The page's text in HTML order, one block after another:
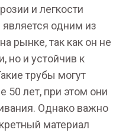
и легкости
одним из
рынке, так как он не
но и устойчив к
трубы могут
50 лет, при этом они
Однако важно
материал